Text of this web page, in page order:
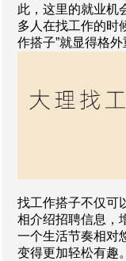
此，这里的就业机
多人在找工作的时
作搭子”就显得格外
找工作搭子不仅可
相介绍招聘信息，
一个生活节奏相对
变得更加轻松有趣